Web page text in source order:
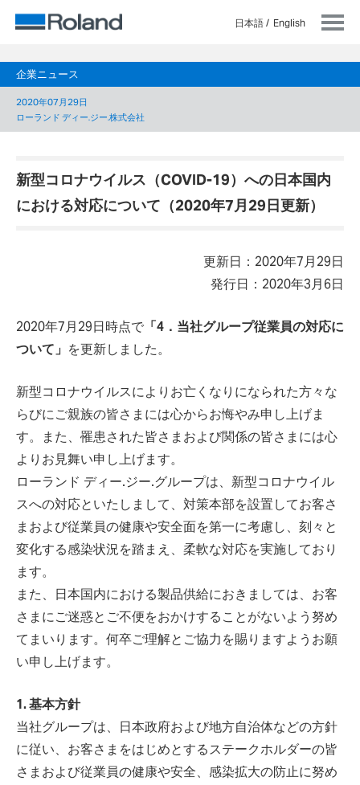
日本語 English
企業ニュース
2020年07月29日
ローランド ディー.ジー.株式会社
新型コロナウイルス（COVID-19）への日本国内
における対応について（2020年7月29日更新）
更新日：2020年7月29日
発行日：2020年3月6日
2020年7月29日時点で 「4．当社グループ従業員の対応に
ついて」 を更新しました。
新型コロナウイルスによりお亡くなりになられた方々な
らびにご親族の皆さまには心からお悔やみ申し上げま
す。また、罹患された皆さまおよび関係の皆さまには心
よりお見舞い申し上げます。
ローランド ディー.ジー.グループは、新型コロナウイル
スへの対応といたしまして、対策本部を設置してお客さ
まおよび従業員の健康や安全面を第一に考慮し、刻々と
変化する感染状況を踏まえ、柔軟な対応を実施しており
ます。
また、日本国内における製品供給におきましては、お客
さまにご迷惑とご不便をおかけすることがないよう努め
てまいります。何卒ご理解とご協力を賜りますようお願
い申し上げます。
1. 基本方針
当社グループは、日本政府および地方自治体などの方針
に従い、お客さまをはじめとするステークホルダーの皆
さまおよび従業員の健康や安全、感染拡大の防止に努め